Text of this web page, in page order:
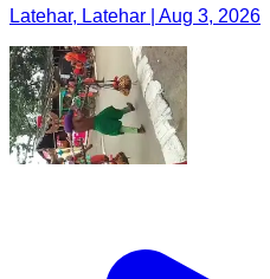
Latehar, Latehar | Aug 3, 2026